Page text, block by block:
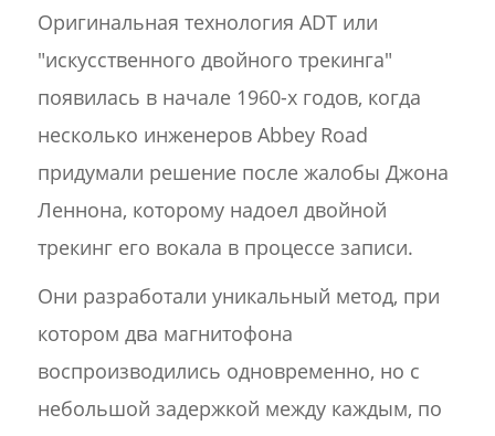
Оригинальная технология ADT или
"искусственного двойного трекинга"
появилась в начале 1960-х годов, когда
несколько инженеров Abbey Road
придумали решение после жалобы Джона
Леннона, которому надоел двойной
трекинг его вокала в процессе записи.
Они разработали уникальный метод, при
котором два магнитофона
воспроизводились одновременно, но с
небольшой задержкой между каждым, по